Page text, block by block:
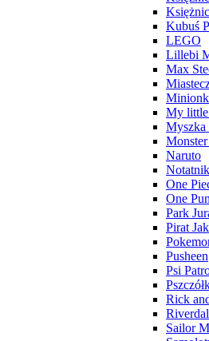
Kubuś
LEGO
Lillebi
Max
My
Naruto
One
One
Park
Pirat
Pusheen
Psi
Rick
Sailor